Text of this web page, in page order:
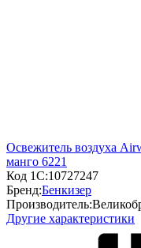
Освежитель воздуха
манго 6221
Код 1С:10727247
Бренд:Бенкизер
Производитель:
Другие характеристики